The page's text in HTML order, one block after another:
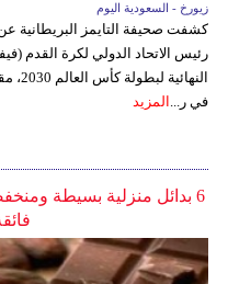
زيورخ - السعودية اليوم
كشفت صحيفة التايمز البريطانية
رئيس الاتحاد الدولي لكرة القدم
في ر... المزيد
6 بدائل منزلية بسيطة